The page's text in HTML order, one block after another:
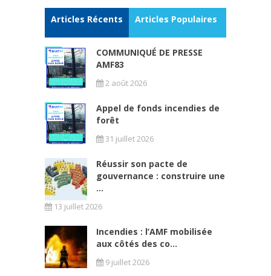
Articles Récents Articles Populaires
COMMUNIQUÉ DE PRESSE
AMF83
2 août 2026
Appel de fonds incendies de
forêt
31 juillet 2026
Réussir son pacte de
gouvernance : construire une
...
13 juillet 2026
Incendies : l’AMF mobilisée
aux côtés des co...
9 juillet 2026